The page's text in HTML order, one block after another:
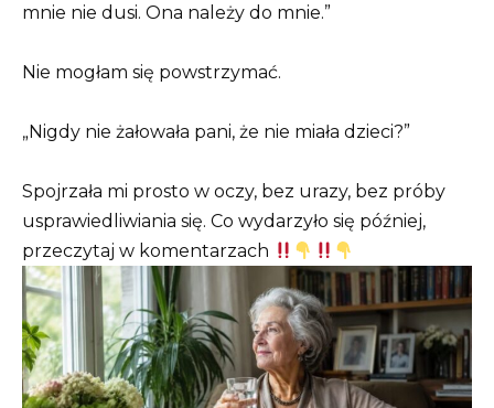
mnie nie dusi. Ona należy do mnie.”
Nie mogłam się powstrzymać.
„Nigdy nie żałowała pani, że nie miała dzieci?”
Spojrzała mi prosto w oczy, bez urazy, bez próby
usprawiedliwiania się. Co wydarzyło się później,
przeczytaj w komentarzach